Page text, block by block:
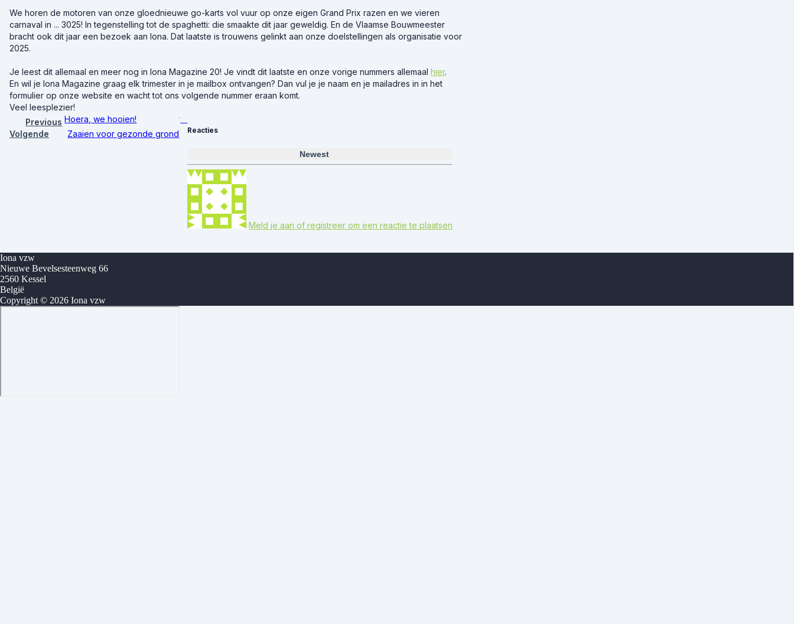
We horen de motoren van onze gloednieuwe go-karts vol vuur op onze eigen Grand Prix razen en we vieren
carnaval in ... 3025! In tegenstelling tot de spaghetti: die smaakte dit jaar geweldig. En de Vlaamse Bouwmeester
bracht ook dit jaar een bezoek aan Iona. Dat laatste is trouwens gelinkt aan onze doelstellingen als organisatie voor
2025.
Je leest dit allemaal en meer nog in Iona Magazine 20! Je vindt dit laatste en onze vorige nummers allemaal hier.
En wil je Iona Magazine graag elk trimester in je mailbox ontvangen? Dan vul je je naam en je mailadres in in het
formulier op onze website en wacht tot ons volgende nummer eraan komt.
Veel leesplezier!
Previous Hoera, we hooien!
Volgende
Zaaien voor gezonde grond Reacties
Newest
Meld je aan of registreer om een ​​reactie te plaatsen
Iona vzw
Nieuwe Bevelsesteenweg 66
2560 Kessel
België
Copyright © 2026 Iona vzw